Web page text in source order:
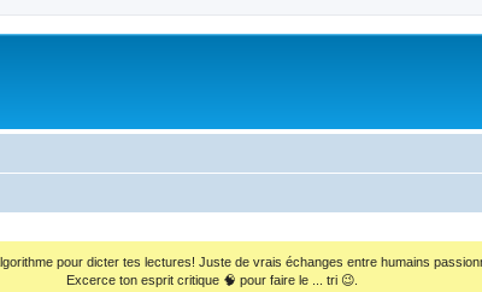
pour dicter tes lectures! Juste de vrais échanges entre humains
Excerce ton esprit critique 🧠 pour faire le ... tri 😉.